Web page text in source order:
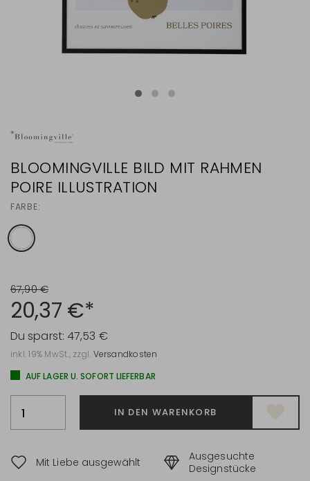
BLOOMINGVILLE BILD MIT RAHMEN
POIRE ILLUSTRATION
FARBE:
67,90 €
20,37 €*
Du sparst: 47,53 €
inkl. 19% MwSt., zzgl. Versandkosten
AUF LAGER U. SOFORT LIEFERBAR
IN DEN WARENKORB
Mit Liebe ausgewählt
Ausgesuchte
Designstücke